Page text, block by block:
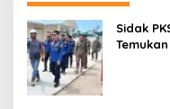
Sidak